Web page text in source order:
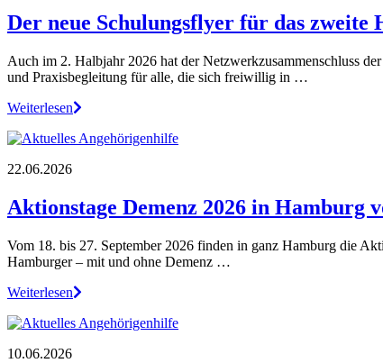
Der neue Schulungsflyer für das
Auch im 2. Halbjahr 2026 hat der Netzwerkzusammenschluss
und Praxisbegleitung für alle, die sich freiwillig in …
Weiterlesen
22.06.2026
Aktionstage Demenz 2026 in Hamburg
Vom 18. bis 27. September 2026 finden in ganz Hamburg die
Hamburger – mit und ohne Demenz …
Weiterlesen
10.06.2026